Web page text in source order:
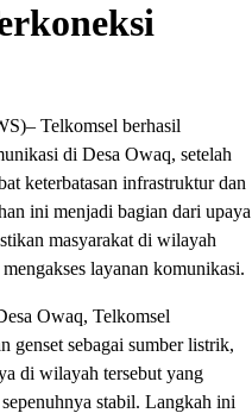
Telkomsel berhasil
di Desa Owaq, setelah
keterbatasan infrastruktur dan
ini menjadi bagian dari upaya
masyarakat di wilayah
layanan komunikasi.
Owaq, Telkomsel
genset sebagai sumber listrik,
di wilayah tersebut yang
stabil. Langkah ini